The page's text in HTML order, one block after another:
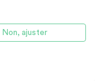
Non, ajuster